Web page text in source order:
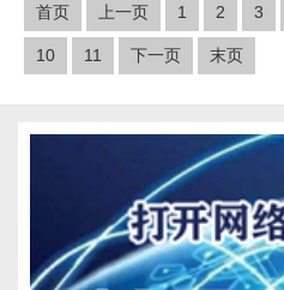
首页 上一页 1 2 3
10 11 下一页 末页